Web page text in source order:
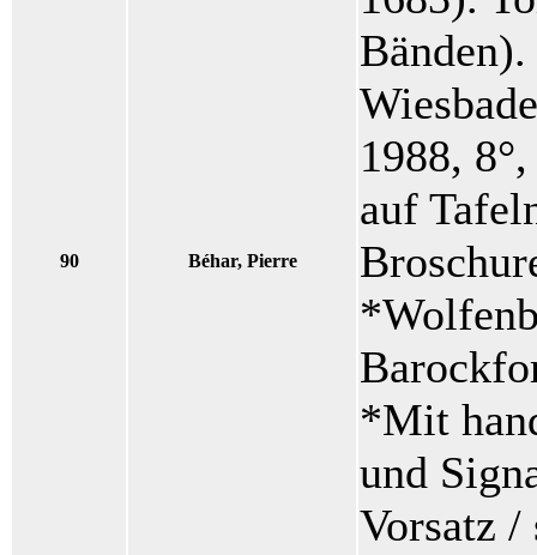
90 Béhar, Pierre
1988,
auf
*Mit
und
Vorsatz